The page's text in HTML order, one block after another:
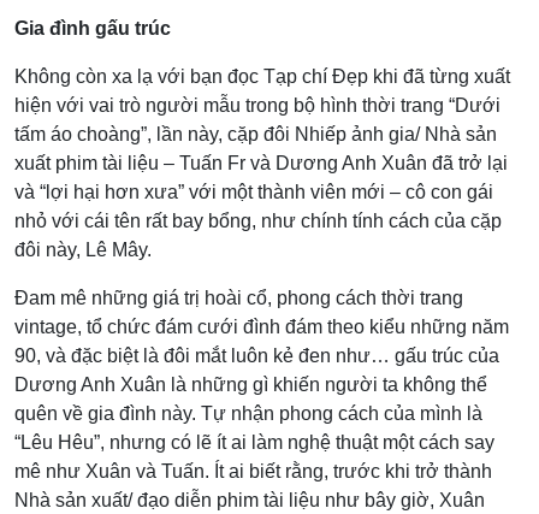
Gia đình gấu trúc
Không còn xa lạ với bạn đọc Tạp chí Đẹp khi đã từng xuất
hiện với vai trò người mẫu trong bộ hình thời trang “Dưới
tấm áo choàng”, lần này, cặp đôi Nhiếp ảnh gia/ Nhà sản
xuất phim tài liệu – Tuấn Fr và Dương Anh Xuân đã trở lại
và “lợi hại hơn xưa” với một thành viên mới – cô con gái
nhỏ với cái tên rất bay bổng, như chính tính cách của cặp
đôi này, Lê Mây.
Đam mê những giá trị hoài cổ, phong cách thời trang
vintage, tổ chức đám cưới đình đám theo kiểu những năm
90, và đặc biệt là đôi mắt luôn kẻ đen như… gấu trúc của
Dương Anh Xuân là những gì khiến người ta không thể
quên về gia đình này. Tự nhận phong cách của mình là
“Lêu Hêu”, nhưng có lẽ ít ai làm nghệ thuật một cách say
mê như Xuân và Tuấn. Ít ai biết rằng, trước khi trở thành
Nhà sản xuất/ đạo diễn phim tài liệu như bây giờ, Xuân